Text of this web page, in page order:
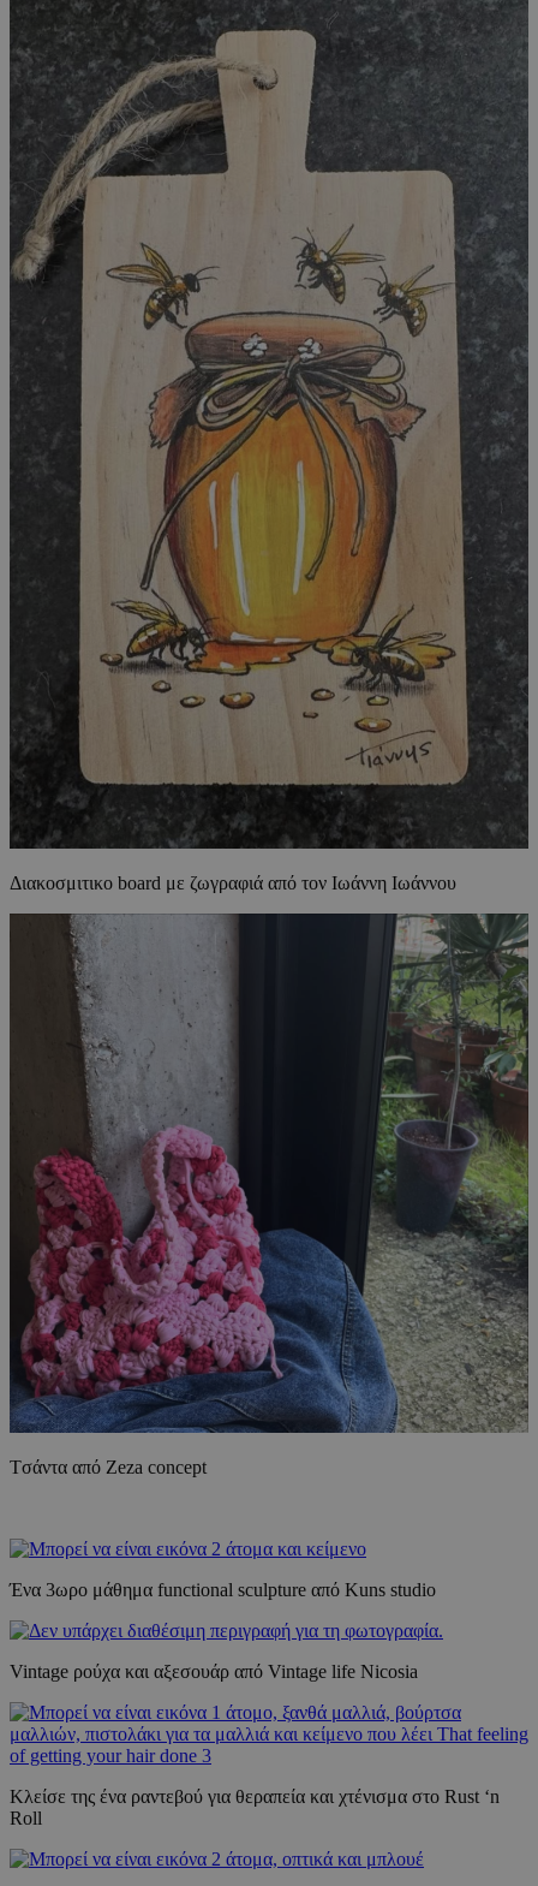
Διακοσμιτικο board με ζωγραφιά από τον Ιωάννη Ιωάννου
Tσάντα από Ζeza concept
Ένα 3ωρο μάθημα functional sculpture από Kuns studio
Vintage ρούχα και αξεσουάρ από Vintage life Nicosia
Κλείσε της ένα ραντεβού για θεραπεία και χτένισμα στο Rust ‘n
Roll